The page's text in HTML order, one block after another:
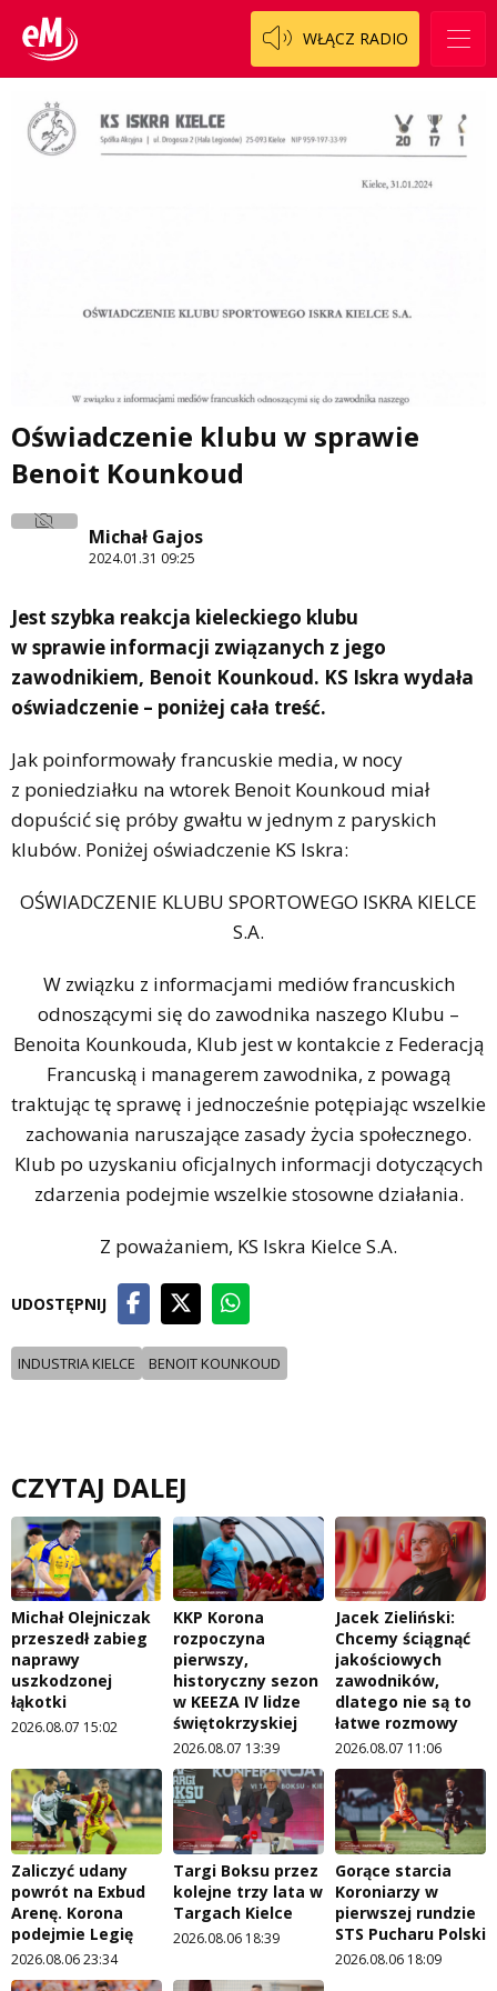
WŁĄCZ RADIO
Oświadczenie klubu w sprawie
Benoit Kounkoud
Michał Gajos
2024.01.31 09:25
Jest szybka reakcja kieleckiego klubu
w sprawie informacji związanych z jego
zawodnikiem, Benoit Kounkoud. KS Iskra wydała
oświadczenie – poniżej cała treść.
Jak poinformowały francuskie media, w nocy
z poniedziałku na wtorek Benoit Kounkoud miał
dopuścić się próby gwałtu w jednym z paryskich
klubów. Poniżej oświadczenie KS Iskra:
OŚWIADCZENIE KLUBU SPORTOWEGO ISKRA KIELCE
S.A.
W związku z informacjami mediów francuskich
odnoszącymi się do zawodnika naszego Klubu –
Benoita Kounkouda, Klub jest w kontakcie z Federacją
Francuską i managerem zawodnika, z powagą
traktując tę sprawę i jednocześnie potępiając wszelkie
zachowania naruszające zasady życia społecznego.
Klub po uzyskaniu oficjalnych informacji dotyczących
zdarzenia podejmie wszelkie stosowne działania.
Z poważaniem, KS Iskra Kielce S.A.
UDOSTĘPNIJ
INDUSTRIA KIELCE BENOIT KOUNKOUD
CZYTAJ DALEJ
Michał Olejniczak
przeszedł zabieg
naprawy
uszkodzonej
łąkotki
2026.08.07 15:02
KKP Korona
rozpoczyna
pierwszy,
historyczny sezon
w KEEZA IV lidze
świętokrzyskiej
2026.08.07 13:39
Jacek Zieliński:
Chcemy ściągnąć
jakościowych
zawodników,
dlatego nie są to
łatwe rozmowy
2026.08.07 11:06
Zaliczyć udany
powrót na Exbud
Arenę. Korona
podejmie Legię
2026.08.06 23:34
Targi Boksu przez
kolejne trzy lata w
Targach Kielce
2026.08.06 18:39
Gorące starcia
Koroniarzy w
pierwszej rundzie
STS Pucharu Polski
2026.08.06 18:09